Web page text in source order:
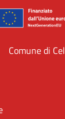
Comune di